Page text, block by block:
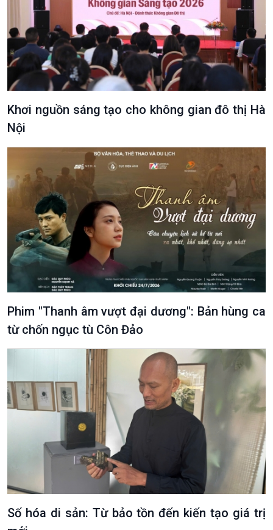
Tin Đời sống & Xã hội
360 độ Sức khỏe
Chuyển đổi Xanh
Tài nguyên và Môi trường
Chuyên gia của bạn
Xã hội chuyển động
Tin Khoa học & Công nghệ
Kết nối công nghệ
Sống chung với biến đổi
khí hậu
Khơi nguồn sáng tạo cho không gian đô thị Hà
Nội
Phim "Thanh âm vượt đại dương": Bản hùng ca
từ chốn ngục tù Côn Đảo
Số hóa di sản: Từ bảo tồn đến kiến tạo giá trị